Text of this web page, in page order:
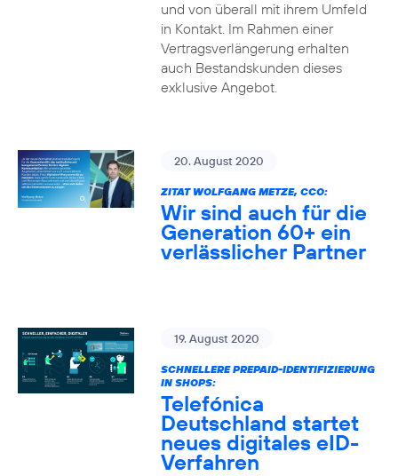
und von überall mit ihrem Umfeld
in Kontakt. Im Rahmen einer
Vertragsverlängerung erhalten
auch Bestandskunden dieses
exklusive Angebot.
20. August 2020
ZITAT WOLFGANG METZE, CCO:
Wir sind auch für die
Generation 60+ ein
verlässlicher Partner
19. August 2020
SCHNELLERE PREPAID-IDENTIFIZIERUNG
IN SHOPS:
Telefónica
Deutschland startet
neues digitales eID-
Verfahren